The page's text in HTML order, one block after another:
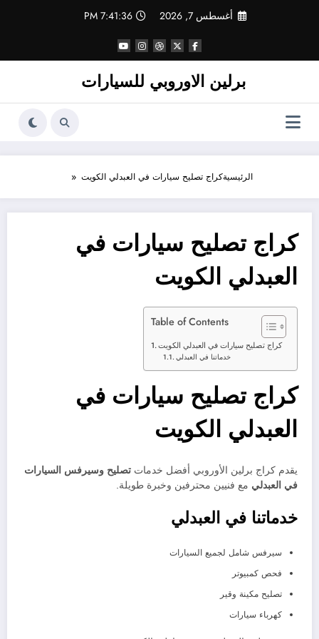
أغسطس 7, 2026 7:41:36 PM
برلين الاوروبي للسيارات
الرئيسيةكراج تصليح سيارات في العبدلي الكويت
كراج تصليح سيارات في
العبدلي الكويت
Table of Contents
كراج تصليح سيارات في العبدلي الكويت
خدماتنا في العبدلي
كراج تصليح سيارات في
العبدلي الكويت
يقدم كراج برلين الأوروبي أفضل خدمات تصليح وسيرفس السيارات
في العبدلي مع فنيين محترفين وخبرة طويلة.
خدماتنا في العبدلي
سيرفس شامل لجميع السيارات
فحص كمبيوتر
تصليح مكينة وقير
كهرباء سيارات